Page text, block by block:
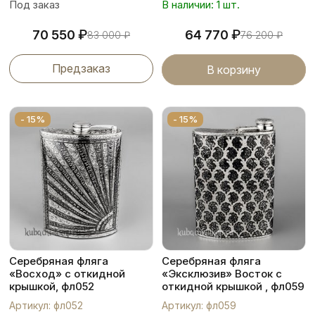
Под заказ
70 550 ₽83 000₽
Предзаказ
В наличии: 1 шт.
64 770 ₽76 200₽
В корзину
- 15%
Серебряная фляга
«Восход» с откидной
крышкой, фл052
Артикул: фл052
- 15%
Серебряная фляга
«Эксклюзив» Восток с
откидной крышкой , фл059
Артикул: фл059